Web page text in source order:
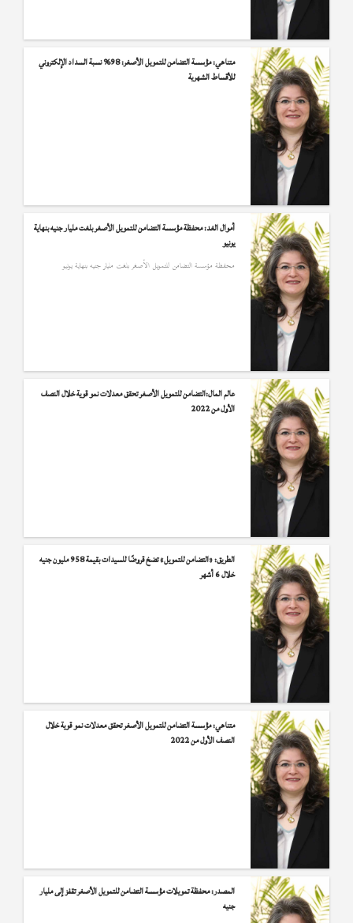
متناهي: مؤسسة التضامن للتمويل الأصغر: 98% نسبة السداد الإلكتروني
للأقساط الشهرية
أموال الغد: محفظة مؤسسة التضامن للتمويل الأصغر بلغت مليار جنيه بنهاية
يونيو
محفظة مؤسسة التضامن للتمويل الأصغر بلغت مليار جنيه بنهاية يونيو
عالم المال:التضامن للتمويل الأصغر تحقق معدلات نمو قوية خلال النصف
الأول من 2022
الطريق: «التضامن للتمويل» تضخ قروضًا للسيدات بقيمة 958 مليون جنيه
خلال 6 أشهر
متناهي: مؤسسة التضامن للتمويل الأصغر تحقق معدلات نمو قوية خلال
النصف الأول من 2022
المصدر: محفظة تمويلات مؤسسة التضامن للتمويل الأصغر تقفز إلى مليار
جنيه